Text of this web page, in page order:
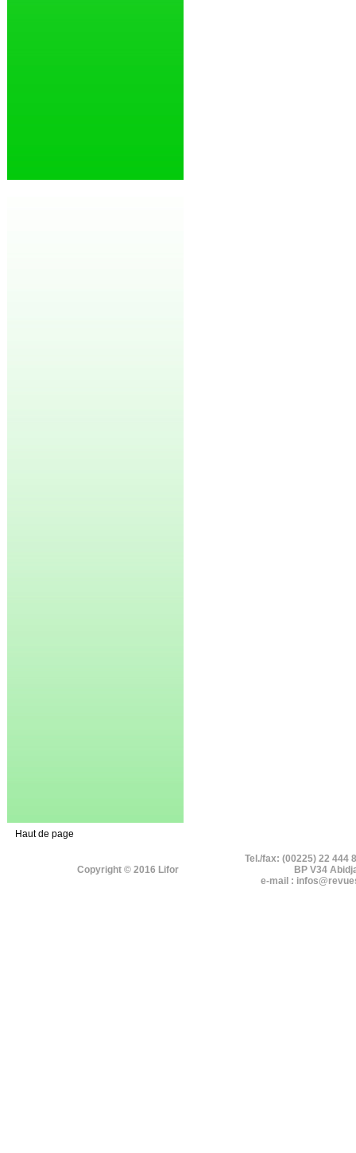
Haut de page
Copyright © 2016 Lifor
Tel./fax: (00225) 22 444
BP V34
e-mail :